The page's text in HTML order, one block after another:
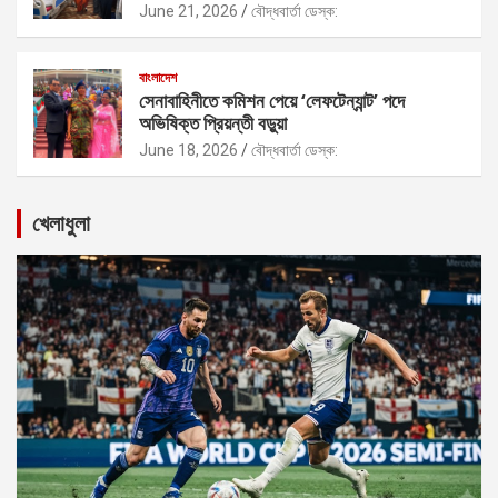
June 21, 2026 বৌদ্ধবার্তা ডেস্ক:
বাংলাদেশ
সেনাবাহিনীতে কমিশন পেয়ে ‘লেফটেন্যান্ট’ পদে
অভিষিক্ত প্রিয়ন্তী বড়ুয়া
June 18, 2026 বৌদ্ধবার্তা ডেস্ক:
খেলাধুলা